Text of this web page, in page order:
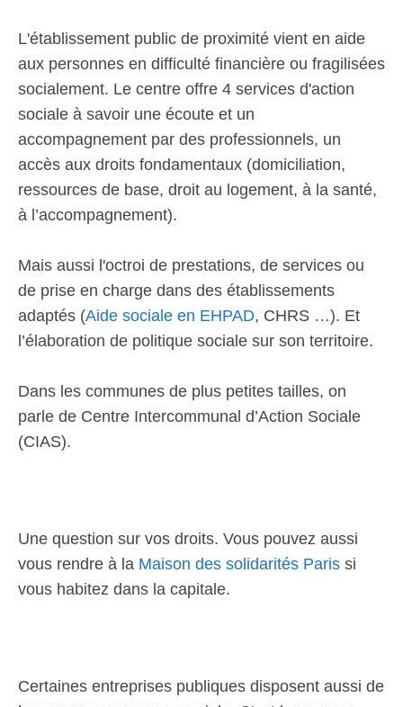
L'établissement public de proximité vient en aide
aux personnes en difficulté financière ou fragilisées
socialement. Le centre offre 4 services d'action
sociale à savoir une écoute et un
accompagnement par des professionnels, un
accès aux droits fondamentaux (domiciliation,
ressources de base, droit au logement, à la santé,
à l’accompagnement).
Mais aussi l'octroi de prestations, de services ou
de prise en charge dans des établissements
adaptés (Aide sociale en EHPAD, CHRS …). Et
l’élaboration de politique sociale sur son territoire.
Dans les communes de plus petites tailles, on
parle de Centre Intercommunal d’Action Sociale
(CIAS).
Une question sur vos droits. Vous pouvez aussi
vous rendre à la Maison des solidarités Paris si
vous habitez dans la capitale.
Certaines entreprises publiques disposent aussi de